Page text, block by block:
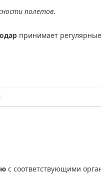
полетов.
принимает
с соответствующими